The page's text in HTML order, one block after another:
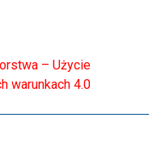
– Użycie
warunkach 4.0